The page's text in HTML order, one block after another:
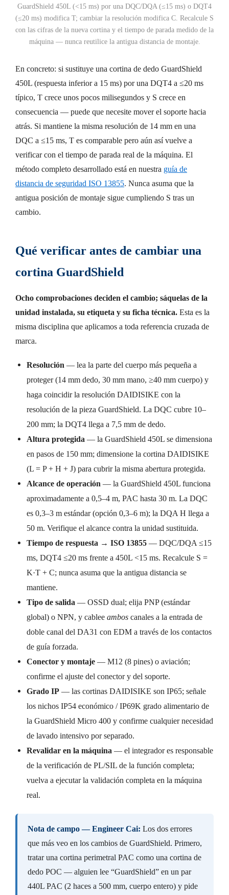
GuardShield 450L (<15 ms) por una DQC/DQA (≤15 ms) o DQT4
(≤20 ms) modifica T; cambiar la resolución modifica C. Recalcule S
con las cifras de la nueva cortina y el tiempo de parada medido de la
máquina — nunca reutilice la antigua distancia de montaje.
En concreto: si sustituye una cortina de dedo GuardShield
450L (respuesta inferior a 15 ms) por una DQT4 a ≤20 ms
típico, T crece unos pocos milisegundos y S crece en
consecuencia — puede que necesite mover el soporte hacia
atrás. Si mantiene la misma resolución de 14 mm en una
DQC a ≤15 ms, T es comparable pero aún así vuelve a
verificar con el tiempo de parada real de la máquina. El
método completo desarrollado está en nuestra guía de
distancia de seguridad ISO 13855. Nunca asuma que la
antigua posición de montaje sigue cumpliendo S tras un
cambio.
Qué verificar antes de cambiar una
cortina GuardShield
Ocho comprobaciones deciden el cambio; sáquelas de la
unidad instalada, su etiqueta y su ficha técnica. Esta es la
misma disciplina que aplicamos a toda referencia cruzada de
marca.
Resolución — lea la parte del cuerpo más pequeña a
proteger (14 mm dedo, 30 mm mano, ≥40 mm cuerpo) y
haga coincidir la resolución DAIDISIKE con la
resolución de la pieza GuardShield. La DQC cubre 10–
200 mm; la DQT4 llega a 7,5 mm de dedo.
Altura protegida — la GuardShield 450L se dimensiona
en pasos de 150 mm; dimensione la cortina DAIDISIKE
(L = P + H + J) para cubrir la misma abertura protegida.
Alcance de operación — la GuardShield 450L funciona
aproximadamente a 0,5–4 m, PAC hasta 30 m. La DQC
es 0,3–3 m estándar (opción 0,3–6 m); la DQA H llega a
50 m. Verifique el alcance contra la unidad sustituida.
Tiempo de respuesta → ISO 13855 — DQC/DQA ≤15
ms, DQT4 ≤20 ms frente a 450L <15 ms. Recalcule S =
K·T + C; nunca asuma que la antigua distancia se
mantiene.
Tipo de salida — OSSD dual; elija PNP (estándar
global) o NPN, y cablee ambos canales a la entrada de
doble canal del DA31 con EDM a través de los contactos
de guía forzada.
Conector y montaje — M12 (8 pines) o aviación;
confirme el ajuste del conector y del soporte.
Grado IP — las cortinas DAIDISIKE son IP65; señale
los nichos IP54 económico / IP69K grado alimentario de
la GuardShield Micro 400 y confirme cualquier necesidad
de lavado intensivo por separado.
Revalidar en la máquina — el integrador es responsable
de la verificación de PL/SIL de la función completa;
vuelva a ejecutar la validación completa en la máquina
real.
Nota de campo — Engineer Cai: Los dos errores
que más veo en los cambios de GuardShield. Primero,
tratar una cortina perimetral PAC como una cortina de
dedo POC — alguien lee “GuardShield” en un par
440L PAC (2 haces a 500 mm, cuerpo entero) y pide